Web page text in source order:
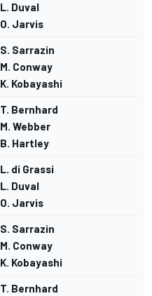
L. Duval
O. Jarvis
S. Sarrazin
M. Conway
K. Kobayashi
T. Bernhard
M. Webber
B. Hartley
L. di Grassi
L. Duval
O. Jarvis
S. Sarrazin
M. Conway
K. Kobayashi
T. Bernhard